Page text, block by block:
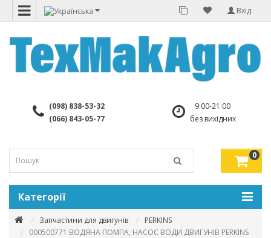
Вхід
(098) 838-53-32
(066) 843-05-77
9:00-21:00
без вихідних
0
Категорії
Запчастини для двигунів
PERKINS
000500771 ВОДЯНА ПОМПА, НАСОС ВОДИ ДВИГУНІВ PERKINS